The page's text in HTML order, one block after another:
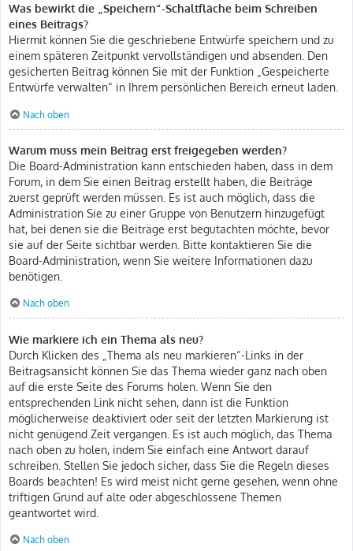
Was bewirkt die „Speichern“-Schaltfläche beim Schreiben
eines Beitrags?
Hiermit können Sie die geschriebene Entwürfe speichern und zu
einem späteren Zeitpunkt vervollständigen und absenden. Den
gesicherten Beitrag können Sie mit der Funktion „Gespeicherte
Entwürfe verwalten“ in Ihrem persönlichen Bereich erneut laden.
Nach oben
Warum muss mein Beitrag erst freigegeben werden?
Die Board-Administration kann entschieden haben, dass in dem
Forum, in dem Sie einen Beitrag erstellt haben, die Beiträge
zuerst geprüft werden müssen. Es ist auch möglich, dass die
Administration Sie zu einer Gruppe von Benutzern hinzugefügt
hat, bei denen sie die Beiträge erst begutachten möchte, bevor
sie auf der Seite sichtbar werden. Bitte kontaktieren Sie die
Board-Administration, wenn Sie weitere Informationen dazu
benötigen.
Nach oben
Wie markiere ich ein Thema als neu?
Durch Klicken des „Thema als neu markieren“-Links in der
Beitragsansicht können Sie das Thema wieder ganz nach oben
auf die erste Seite des Forums holen. Wenn Sie den
entsprechenden Link nicht sehen, dann ist die Funktion
möglicherweise deaktiviert oder seit der letzten Markierung ist
nicht genügend Zeit vergangen. Es ist auch möglich, das Thema
nach oben zu holen, indem Sie einfach eine Antwort darauf
schreiben. Stellen Sie jedoch sicher, dass Sie die Regeln dieses
Boards beachten! Es wird meist nicht gerne gesehen, wenn ohne
triftigen Grund auf alte oder abgeschlossene Themen
geantwortet wird.
Nach oben